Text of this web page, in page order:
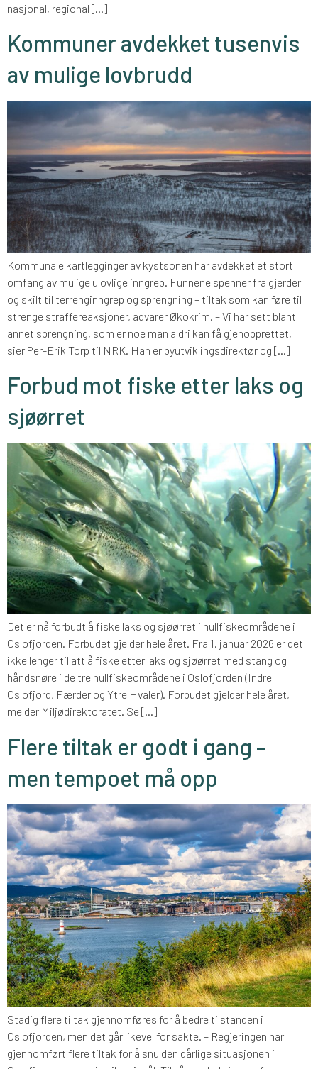
nasjonal, regional […]
Kommuner avdekket tusenvis
av mulige lovbrudd
Kommunale kartlegginger av kystsonen har avdekket et stort
omfang av mulige ulovlige inngrep. Funnene spenner fra gjerder
og skilt til terrenginngrep og sprengning – tiltak som kan føre til
strenge straffereaksjoner, advarer Økokrim. – Vi har sett blant
annet sprengning, som er noe man aldri kan få gjenopprettet,
sier Per-Erik Torp til NRK. Han er byutviklingsdirektør og […]
Forbud mot fiske etter laks og
sjøørret
Det er nå forbudt å fiske laks og sjøørret i nullfiskeområdene i
Oslofjorden. Forbudet gjelder hele året. Fra 1. januar 2026 er det
ikke lenger tillatt å fiske etter laks og sjøørret med stang og
håndsnøre i de tre nullfiskeområdene i Oslofjorden (Indre
Oslofjord, Færder og Ytre Hvaler). Forbudet gjelder hele året,
melder Miljødirektoratet. Se […]
Flere tiltak er godt i gang –
men tempoet må opp
Stadig flere tiltak gjennomføres for å bedre tilstanden i
Oslofjorden, men det går likevel for sakte. – Regjeringen har
gjennomført flere tiltak for å snu den dårlige situasjonen i